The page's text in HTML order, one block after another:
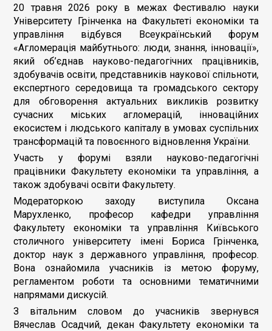
20 травня 2026 року в межах Фестивалю науки
Університету Грінченка на Факультеті економіки та
управління відбувся Всеукраїнський форум
«Агломерація майбутнього: люди, знання, інновації»,
який об’єднав науково-педагогічних працівників,
здобувачів освіти, представників наукової спільноти,
експертного середовища та громадського сектору
для обговорення актуальних викликів розвитку
сучасних міських агломерацій, інноваційних
екосистем і людського капіталу в умовах суспільних
трансформацій та повоєнного відновлення України.
Участь у форумі взяли науково-педагогічні
працівники Факультету економіки та управління, а
також здобувачі освіти Факультету.
Модераторкою заходу виступила Оксана
Марухленко, професор кафедри управління
Факультету економіки та управління Київського
столичного університету імені Бориса Грінченка,
доктор наук з державного управління, професор.
Вона ознайомила учасників із метою форуму,
регламентом роботи та основними тематичними
напрямами дискусій.
З вітальним словом до учасників звернувся
Вячеслав Осадчий, декан Факультету економіки та